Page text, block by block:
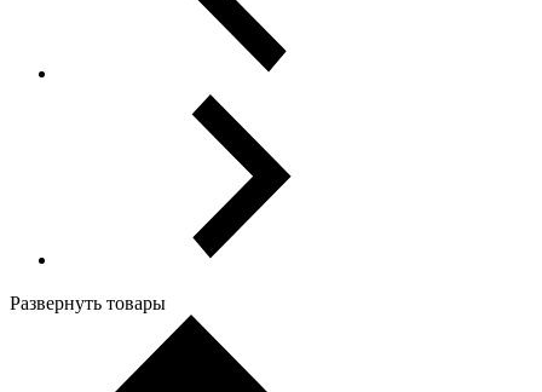
Развернуть товары